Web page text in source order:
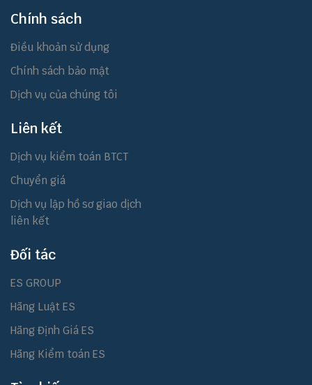
Chính sách
Điều khoản sử dụng
Chính sách bảo mật
Dịch vụ của chúng tôi
Liên kết
Dịch vụ kiểm toán BTCT
Chuyển giá
Dịch vụ lập hồ sơ giao dịch
liên kết
Đối tác
ES GROUP
Hãng Luật ES
Hãng Định Giá ES
Hãng Kiểm toán ES